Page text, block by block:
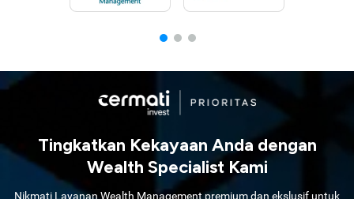
Tingkatkan Kekayaan Anda dengan
Wealth Specialist Kami
Nikmati Layanan Wealth Management premium dan ekslusif untuk